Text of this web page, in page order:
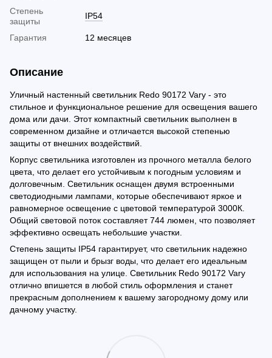
Cтепень
защиты
IP54
Гарантия 12 месяцев
Описание
Уличный настенный светильник Redo 90172 Vary - это
стильное и функциональное решение для освещения вашего
дома или дачи. Этот компактный светильник выполнен в
современном дизайне и отличается высокой степенью
защиты от внешних воздействий.
Корпус светильника изготовлен из прочного металла белого
цвета, что делает его устойчивым к погодным условиям и
долговечным. Светильник оснащен двумя встроенными
светодиодными лампами, которые обеспечивают яркое и
равномерное освещение с цветовой температурой 3000К.
Общий световой поток составляет 744 люмен, что позволяет
эффективно освещать небольшие участки.
Степень защиты IP54 гарантирует, что светильник надежно
защищен от пыли и брызг воды, что делает его идеальным
для использования на улице. Светильник Redo 90172 Vary
отлично впишется в любой стиль оформления и станет
прекрасным дополнением к вашему загородному дому или
дачному участку.